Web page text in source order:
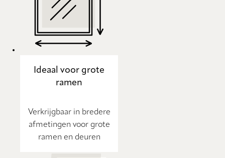
Ideaal voor grote
ramen
Verkrijgbaar in bredere
afmetingen voor grote
ramen en deuren